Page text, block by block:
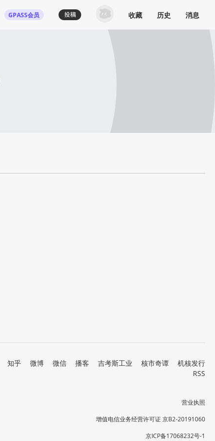
GPASS会员 收藏 历史 消息
知乎 微博 微信 播客 吉考斯工业 核市奇谭
机核发行
RSS
营业执照
增值电信业务经营许可证 京B2-20191060
京ICP备17068232号-1